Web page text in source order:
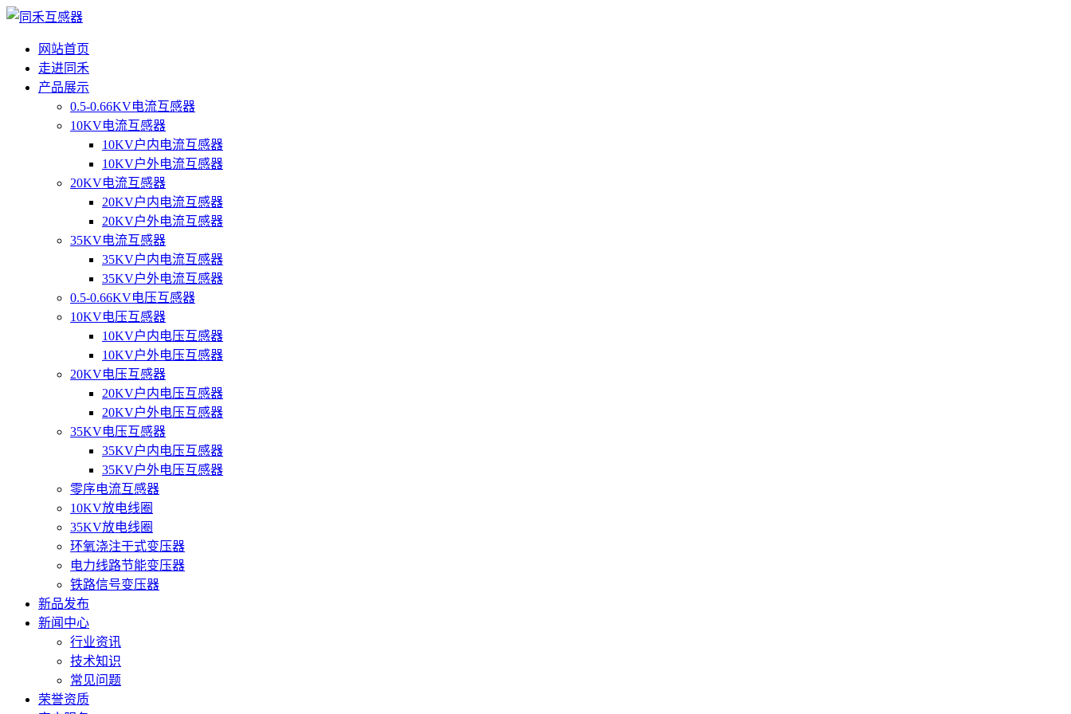
网站首页
走进同禾
产品展示
0.5-0.66KV电流互感器
10KV电流互感器
10KV户内电流互感器
10KV户外电流互感器
20KV电流互感器
20KV户内电流互感器
20KV户外电流互感器
35KV电流互感器
35KV户内电流互感器
35KV户外电流互感器
0.5-0.66KV电压互感器
10KV电压互感器
10KV户内电压互感器
10KV户外电压互感器
20KV电压互感器
20KV户内电压互感器
20KV户外电压互感器
35KV电压互感器
35KV户内电压互感器
35KV户外电压互感器
零序电流互感器
10KV放电线圈
35KV放电线圈
环氧浇注干式变压器
电力线路节能变压器
铁路信号变压器
新品发布
新闻中心
行业资讯
技术知识
常见问题
荣誉资质